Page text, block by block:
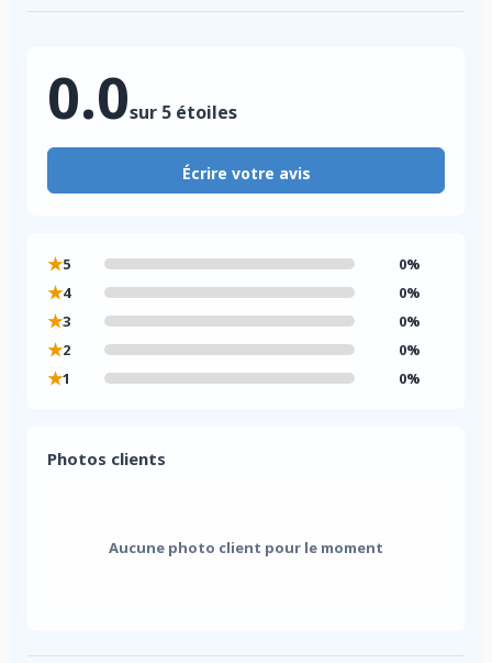
0.0sur 5 étoiles
Écrire votre avis
★5 0%
★4 0%
★3 0%
★2 0%
★1 0%
Photos clients
Aucune photo client pour le moment